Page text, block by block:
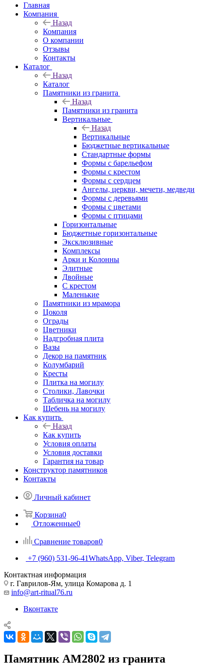
Главная
Компания
Назад
Компания
О компании
Отзывы
Контакты
Каталог
Назад
Каталог
Памятники из гранита
Назад
Памятники из гранита
Вертикальные
Назад
Вертикальные
Бюджетные вертикальные
Стандартные формы
Формы с барельефом
Формы с крестом
Формы с сердцем
Ангелы, церкви, мечети, медведи
Формы с деревьями
Формы с цветами
Формы с птицами
Горизонтальные
Бюджетные горизонтальные
Эксклюзивные
Комплексы
Арки и Колонны
Элитные
Двойные
С крестом
Маленькие
Памятники из мрамора
Цоколя
Ограды
Цветники
Надгробная плита
Вазы
Декор на памятник
Колумбарий
Кресты
Плитка на могилу
Столики, Лавочки
Табличка на могилу
Щебень на могилу
Как купить
Назад
Как купить
Условия оплаты
Условия доставки
Гарантия на товар
Конструктор памятников
Контакты
Личный кабинет
Корзина0
Отложенные0
Сравнение товаров0
+7 (960) 531-96-41WhatsApp, Viber, Telegram
Контактная информация
г. Гаврилов-Ям, улица Комарова д. 1
info@art-ritual76.ru
Вконтакте
Памятник AM2802 из гранита